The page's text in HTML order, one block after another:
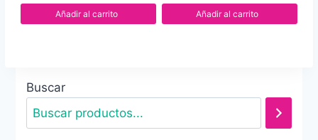
Añadir al carrito Añadir al carrito
Buscar